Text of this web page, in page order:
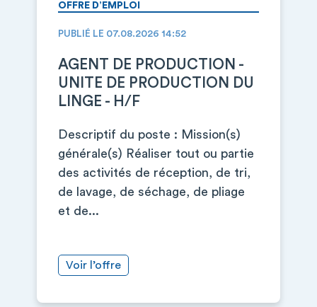
OFFRE D’EMPLOI
PUBLIÉ LE 07.08.2026 14:52
AGENT DE PRODUCTION -
UNITE DE PRODUCTION DU
LINGE - H/F
Descriptif du poste : Mission(s)
générale(s) Réaliser tout ou partie
des activités de réception, de tri,
de lavage, de séchage, de pliage
et de...
Voir l’offre